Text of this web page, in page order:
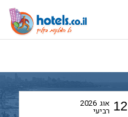
12 אוג 2026
רביעי